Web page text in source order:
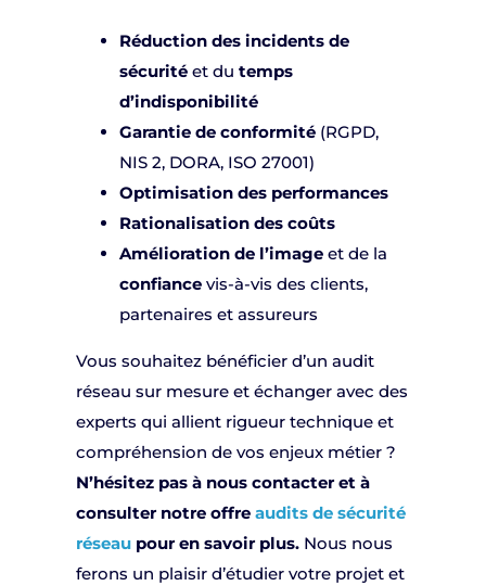
Réduction des incidents de
sécurité et du temps
d’indisponibilité
Garantie de conformité (RGPD,
NIS 2, DORA, ISO 27001)
Optimisation des performances
Rationalisation des coûts
Amélioration de l’image et de la
confiancevis-à-vis des clients,
partenaires et assureurs
Vous souhaitez bénéficier d’un audit
réseau sur mesure et échanger avec des
experts qui allient rigueur technique et
compréhension de vos enjeux métier ?
N’hésitez pas à nous contacter et à
consulter notre offre audits de sécurité
réseaupour en savoir plus. Nous nous
ferons un plaisir d’étudier votre projet et